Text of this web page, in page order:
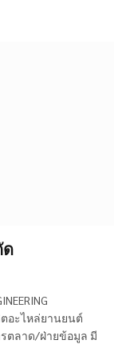
ด
ตอะไหล่ยานยนต์
ตลาด/ฝ่ายข้อมูล มี